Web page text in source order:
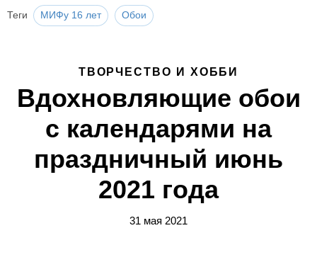
Теги МИФу 16 лет Обои
ТВОРЧЕСТВО И ХОББИ
Вдохновляющие обои
с календарями на
праздничный июнь
2021 года
31 мая 2021